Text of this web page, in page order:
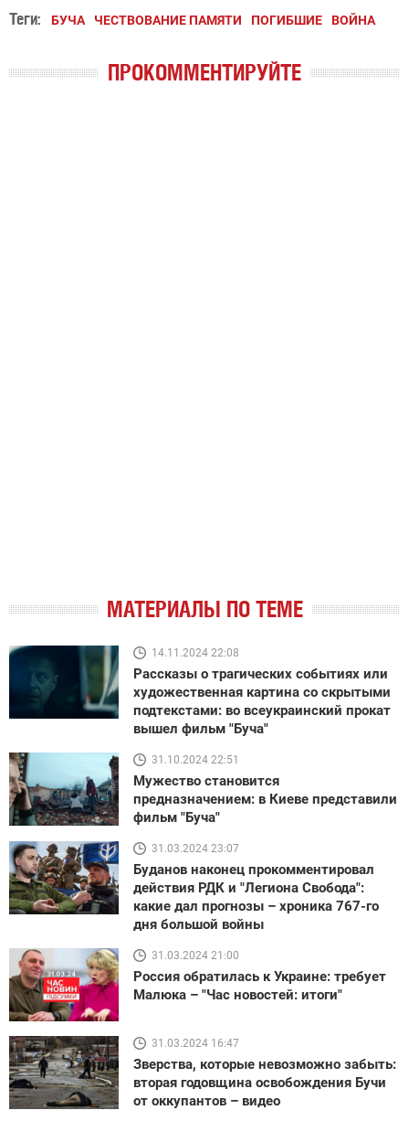
Теги: БУЧА ЧЕСТВОВАНИЕ ПАМЯТИ ПОГИБШИЕ ВОЙНА
ПРОКОММЕНТИРУЙТЕ
МАТЕРИАЛЫ ПО ТЕМЕ
14.11.2024 22:08
Рассказы о трагических событиях или
художественная картина со скрытыми
подтекстами: во всеукраинский прокат
вышел фильм "Буча"
31.10.2024 22:51
Мужество становится
предназначением: в Киеве представили
фильм "Буча"
31.03.2024 23:07
Буданов наконец прокомментировал
действия РДК и "Легиона Свобода":
какие дал прогнозы – хроника 767-го
дня большой войны
31.03.2024 21:00
Россия обратилась к Украине: требует
Малюка – "Час новостей: итоги"
31.03.2024 16:47
Зверства, которые невозможно забыть:
вторая годовщина освобождения Бучи
от оккупантов – видео